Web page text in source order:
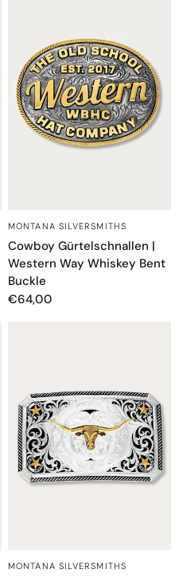
SCHNELLANSICHT
MONTANA SILVERSMITHS
Cowboy Gürtelschnallen |
Western Way Whiskey Bent
Buckle
€64,00
SCHNELLANSICHT
MONTANA SILVERSMITHS